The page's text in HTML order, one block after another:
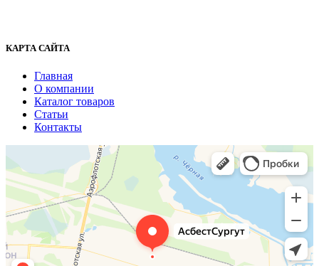
КАРТА САЙТА
Главная
О компании
Каталог товаров
Статьи
Контакты